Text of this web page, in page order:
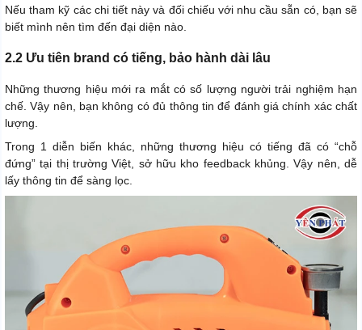
Nếu tham kỹ các chi tiết này và đối chiếu với nhu cầu sẵn có, bạn sẽ
biết mình nên tìm đến đại diện nào.
2.2 Ưu tiên brand có tiếng, bảo hành dài lâu
Những thương hiệu mới ra mắt có số lượng người trải nghiệm hạn
chế. Vậy nên, bạn không có đủ thông tin để đánh giá chính xác chất
lượng.
Trong 1 diễn biến khác, những thương hiệu có tiếng đã có “chỗ
đứng” tại thị trường Việt, sở hữu kho feedback khủng. Vậy nên, dễ
lấy thông tin để sàng lọc.